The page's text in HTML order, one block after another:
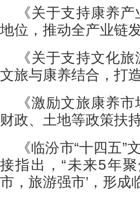
《关于支持康养
地位，推动全产业链
《关于支持文化
文旅与康养结合，打
《激励文旅康养
财政、土地等政策扶
《临汾市“十四五
接指出，“未来5年
市，旅游强市’，形成